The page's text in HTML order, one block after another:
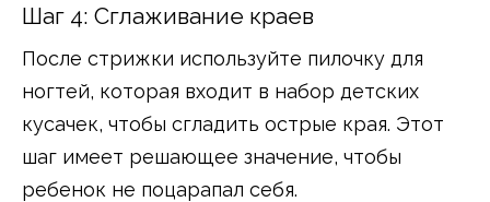
Шаг 4: Сглаживание краев
После стрижки используйте пилочку для
ногтей, которая входит в набор детских
кусачек, чтобы сгладить острые края. Этот
шаг имеет решающее значение, чтобы
ребенок не поцарапал себя.